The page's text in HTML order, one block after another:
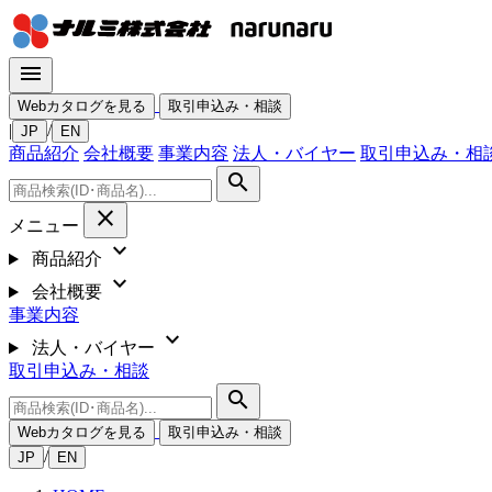
menu
Webカタログを見る 取引申込み・相談
| JP / EN
商品紹介 会社概要 事業内容 法人・バイヤー 取引申込み・相
search
メニュー close
商品紹介 expand_more
会社概要 expand_more
事業内容
法人・バイヤー
expand_more
取引申込み・相談
search
Webカタログを見る
取引申込み・相談
JP / EN